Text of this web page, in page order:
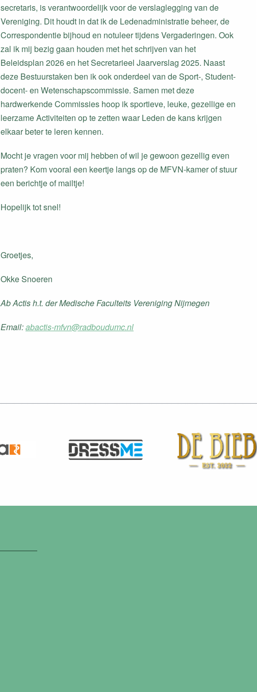
secretaris, is verantwoordelijk voor de verslaglegging van de
Vereniging. Dit houdt in dat ik de Ledenadministratie beheer, de
Correspondentie bijhoud en notuleer tijdens Vergaderingen. Ook
zal ik mij bezig gaan houden met het schrijven van het
Beleidsplan 2026 en het Secretarieel Jaarverslag 2025. Naast
deze Bestuurstaken ben ik ook onderdeel van de Sport-, Student-
docent- en Wetenschapscommissie. Samen met deze
hardwerkende Commissies hoop ik sportieve, leuke, gezellige en
leerzame Activiteiten op te zetten waar Leden de kans krijgen
elkaar beter te leren kennen.
Mocht je vragen voor mij hebben of wil je gewoon gezellig even
praten? Kom vooral een keertje langs op de MFVN-kamer of stuur
een berichtje of mailtje!
Hopelijk tot snel!
Groetjes,
Okke Snoeren
Ab Actis h.t. der Medische Faculteits Vereniging Nijmegen
Email:abactis-mfvn@radboudumc.nl